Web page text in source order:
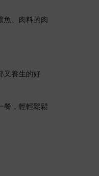
魚、肉料的肉
又養生的好
餐，輕輕鬆鬆